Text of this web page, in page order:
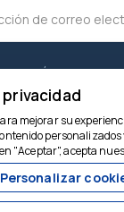
SOCIAL
mejorar su
"Aceptar", acepta
Personalizar